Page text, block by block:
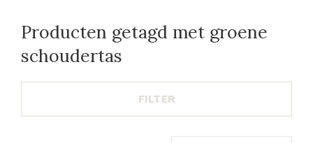
Producten getagd met groene
schoudertas
FILTER